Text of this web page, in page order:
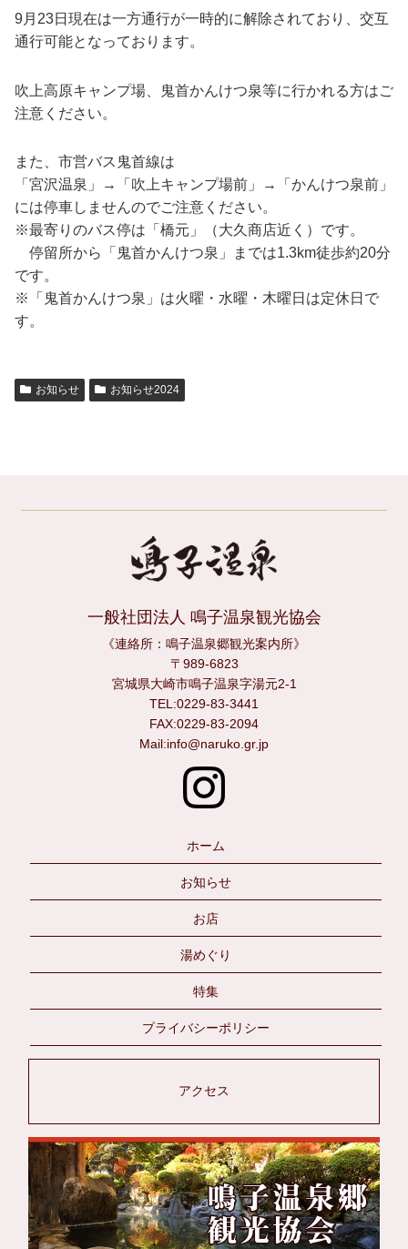
9月23日現在は一方通行が一時的に解除されており、交互
通行可能となっております。
吹上高原キャンプ場、鬼首かんけつ泉等に行かれる方はご
注意ください。
また、市営バス鬼首線は
「宮沢温泉」→「吹上キャンプ場前」→「かんけつ泉前」
には停車しませんのでご注意ください。
※最寄りのバス停は「橋元」（大久商店近く）です。
停留所から「鬼首かんけつ泉」までは1.3km徒歩約20分
です。
※「鬼首かんけつ泉」は火曜・水曜・木曜日は定休日で
す。
お知らせ お知らせ2024
一般社団法人 鳴子温泉観光協会
《連絡所：鳴子温泉郷観光案内所》
〒989-6823
宮城県大崎市鳴子温泉字湯元2-1
TEL:0229-83-3441
FAX:0229-83-2094
Mail:info@naruko.gr.jp
ホーム
お知らせ
お店
湯めぐり
特集
プライバシーポリシー
アクセス